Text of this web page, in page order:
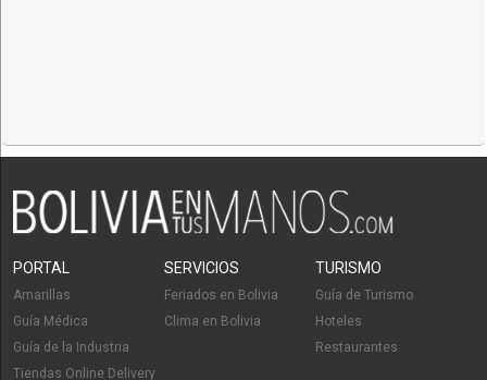
PORTAL
Amarillas
Guía Médica
Guía de la Industria
Tiendas Online Delivery
SERVICIOS
Feriados en Bolivia
Clima en Bolivia
TURISMO
Guía de Turismo
Hoteles
Restaurantes